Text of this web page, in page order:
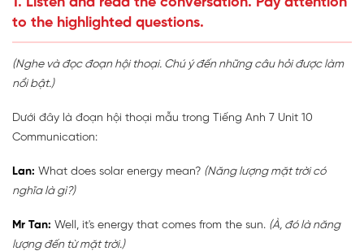
to the highlighted questions.
(Nghe và đọc đoạn hội thoại. Chú ý đến những câu hỏi được làm
nổi bật.)
Dưới đây là đoạn hội thoại mẫu trong Tiếng Anh 7 Unit 10
Communication:
Lan: What does solar energy mean? (Năng lượng mặt trời có
nghĩa là gì?)
Mr Tan: Well, it's energy that comes from the sun. (À, đó là năng
lượng đến từ mặt trời.)